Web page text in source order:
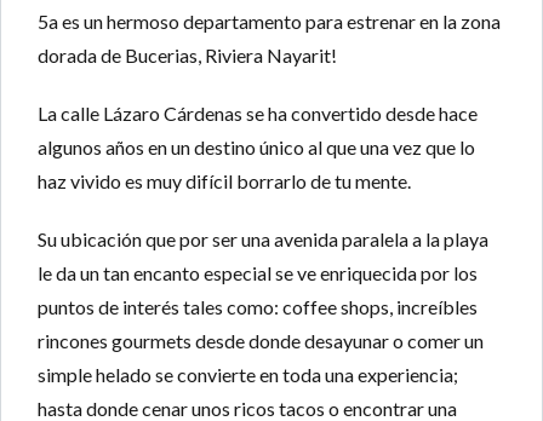
5a es un hermoso departamento para estrenar en la zona
dorada de Bucerias, Riviera Nayarit!
La calle Lázaro Cárdenas se ha convertido desde hace
algunos años en un destino único al que una vez que lo
haz vivido es muy difícil borrarlo de tu mente.
Su ubicación que por ser una avenida paralela a la playa
le da un tan encanto especial se ve enriquecida por los
puntos de interés tales como: coffee shops, increíbles
rincones gourmets desde donde desayunar o comer un
simple helado se convierte en toda una experiencia;
hasta donde cenar unos ricos tacos o encontrar una